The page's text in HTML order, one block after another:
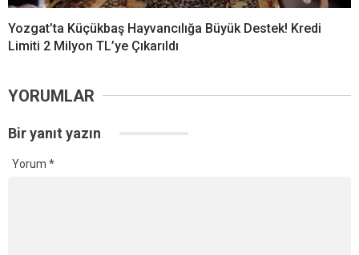
Yozgat’ta Küçükbaş Hayvancılığa Büyük Destek! Kredi
Limiti 2 Milyon TL’ye Çıkarıldı
YORUMLAR
Bir yanıt yazın
Yorum *